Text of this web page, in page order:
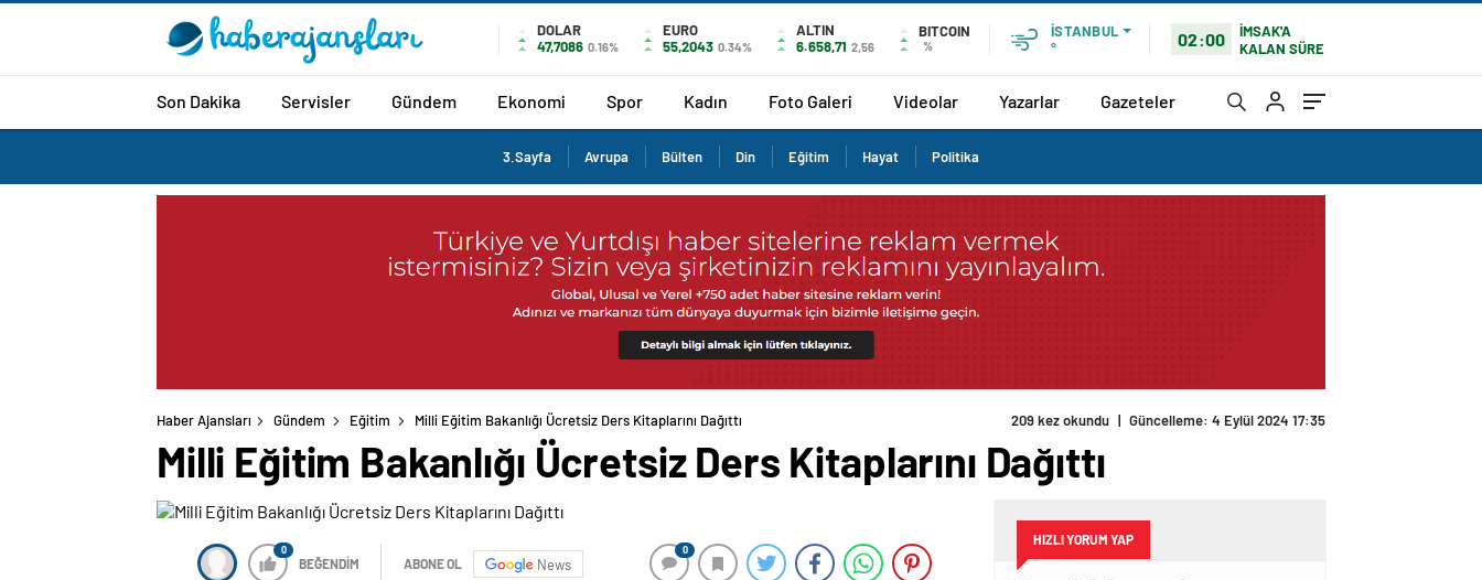
DOLAR
47,7086 0.16%
EURO
55,2043 0.34%
ALTIN
6.658,71 2,56
BITCOIN
%
İSTANBUL
°
02:00
İMSAK'A
KALAN SÜRE
Son Dakika Servisler Gündem Ekonomi Spor Kadın Foto Galeri Videolar Yazarlar Gazeteler
3.Sayfa Avrupa Bülten Din Eğitim Hayat Politika
Haber Ajansları Gündem Eğitim Milli Eğitim Bakanlığı Ücretsiz Ders Kitaplarını Dağıttı 209 kez okundu | Güncelleme: 4 Eylül 2024 17:35
Milli Eğitim Bakanlığı Ücretsiz Ders Kitaplarını Dağıttı
0
BEĞENDİM ABONE OL News
0
HIZLI YORUM YAP